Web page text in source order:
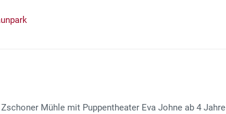
Mühle mit Puppentheater Eva Johne ab 4 Jahre